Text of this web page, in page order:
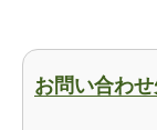
お問い合わ